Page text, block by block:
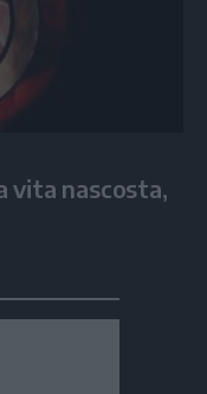
vita nascosta,